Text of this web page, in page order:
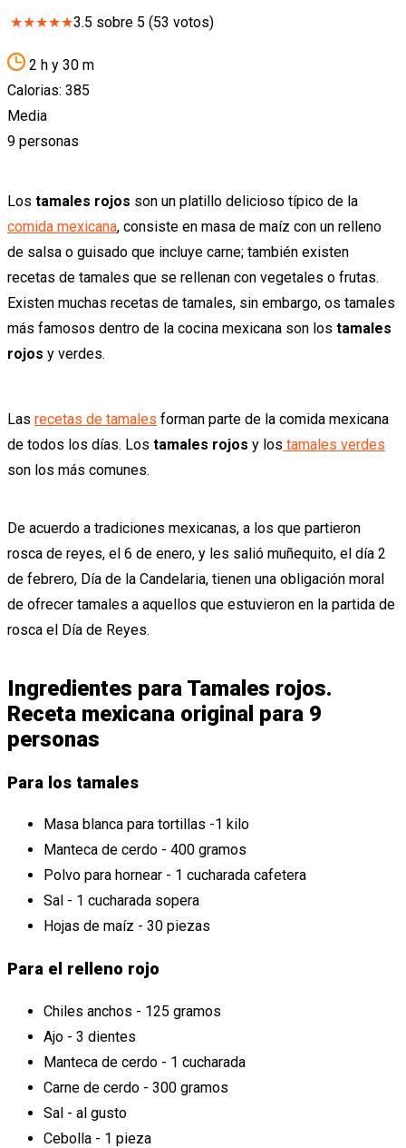
★★★★★3.5 sobre 5 (53 votos)
2 h y 30 m
Calorias: 385
Media
9 personas
Los tamales rojos son un platillo delicioso típico de la
comida mexicana, consiste en masa de maíz con un relleno
de salsa o guisado que incluye carne; también existen
recetas de tamales que se rellenan con vegetales o frutas.
Existen muchas recetas de tamales, sin embargo, os tamales
más famosos dentro de la cocina mexicana son los tamales
rojos y verdes.
Las recetas de tamales forman parte de la comida mexicana
de todos los días. Los tamales rojos y los tamales verdes
son los más comunes.
De acuerdo a tradiciones mexicanas, a los que partieron
rosca de reyes, el 6 de enero, y les salió muñequito, el día 2
de febrero, Día de la Candelaria, tienen una obligación moral
de ofrecer tamales a aquellos que estuvieron en la partida de
rosca el Día de Reyes.
Ingredientes para Tamales rojos.
Receta mexicana original para 9
personas
Para los tamales
Masa blanca para tortillas -1 kilo
Manteca de cerdo - 400 gramos
Polvo para hornear - 1 cucharada cafetera
Sal - 1 cucharada sopera
Hojas de maíz - 30 piezas
Para el relleno rojo
Chiles anchos - 125 gramos
Ajo - 3 dientes
Manteca de cerdo - 1 cucharada
Carne de cerdo - 300 gramos
Sal - al gusto
Cebolla - 1 pieza